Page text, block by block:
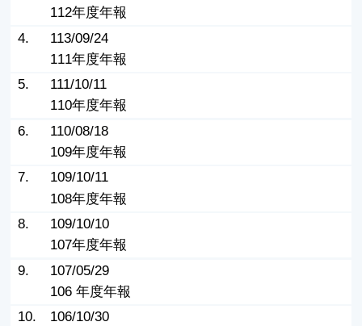
112年度年報
4.
113/09/24
111年度年報
5.
111/10/11
110年度年報
6.
110/08/18
109年度年報
7.
109/10/11
108年度年報
8.
109/10/10
107年度年報
9.
107/05/29
106 年度年報
10.
106/10/30